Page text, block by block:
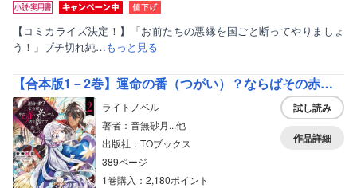
【コミカライズ決定！】「お前たちの悪縁を国ごと断ってやりましょ
う！」ブチ切れ純…もっと見る
【合本版1－2巻】運命の番（つがい）？ならばその赤い糸とやら切り捨てて差し上げましょう
ライトノベル
著者：音無砂月...他
出版社：TOブックス
389ページ
1巻購入：2,180ポイント
試し読み
作品詳細